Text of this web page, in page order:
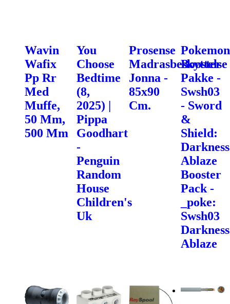
Wavin
Wafix
Pp Rr
Med
Muffe,
50 Mm,
500 Mm
You
Choose
Bedtime
(8,
2025) |
Pippa
Goodhart
-
Penguin
Random
House
Children's
Uk
Prosense
Madrasbeskyttelse
Jonna -
85x90
Cm.
Pokemon
Booster
Pakke -
Swsh03
- Sword
&
Shield:
Darkness
Ablaze
Booster
Pack -
_poke:
Swsh03
Darkness
Ablaze